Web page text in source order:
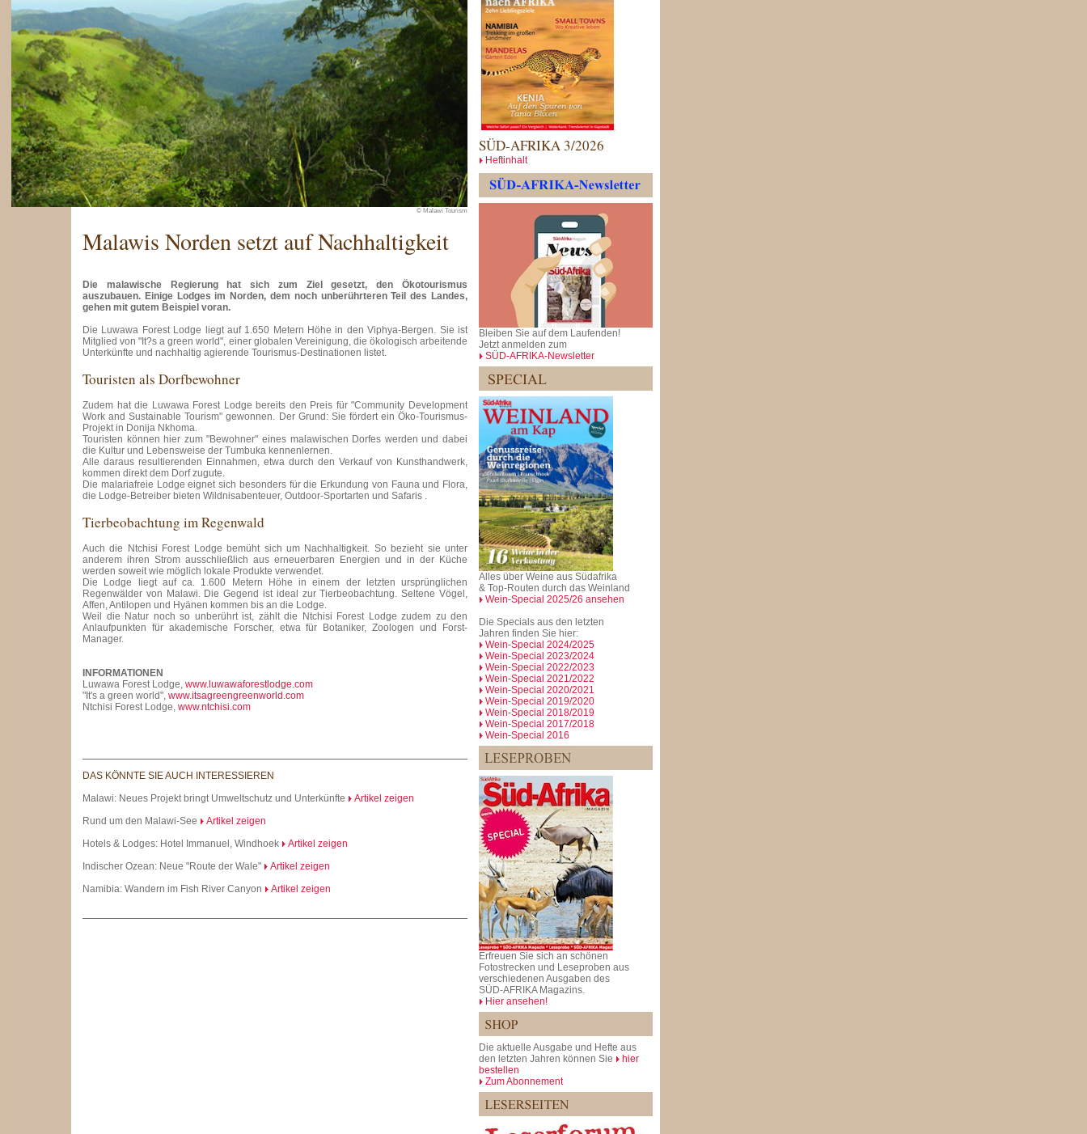
© Malawi Tourism
Malawis Norden setzt auf Nachhaltigkeit
Die malawische Regierung hat sich zum Ziel gesetzt, den Ökotourismus
auszubauen. Einige Lodges im Norden, dem noch unberührteren Teil des Landes,
gehen mit gutem Beispiel voran.
Die Luwawa Forest Lodge liegt auf 1.650 Metern Höhe in den Viphya-Bergen. Sie ist
Mitglied von "It?s a green world", einer globalen Vereinigung, die ökologisch arbeitende
Unterkünfte und nachhaltig agierende Tourismus-Destinationen listet.
Touristen als Dorfbewohner
Zudem hat die Luwawa Forest Lodge bereits den Preis für "Community Development
Work and Sustainable Tourism" gewonnen. Der Grund: Sie fördert ein Öko-Tourismus-
Projekt in Donija Nkhoma.
Touristen können hier zum "Bewohner" eines malawischen Dorfes werden und dabei
die Kultur und Lebensweise der Tumbuka kennenlernen.
Alle daraus resultierenden Einnahmen, etwa durch den Verkauf von Kunsthandwerk,
kommen direkt dem Dorf zugute.
Die malariafreie Lodge eignet sich besonders für die Erkundung von Fauna und Flora,
die Lodge-Betreiber bieten Wildnisabenteuer, Outdoor-Sportarten und Safaris .
Tierbeobachtung im Regenwald
Auch die Ntchisi Forest Lodge bemüht sich um Nachhaltigkeit. So bezieht sie unter
anderem ihren Strom ausschließlich aus erneuerbaren Energien und in der Küche
werden soweit wie möglich lokale Produkte verwendet.
Die Lodge liegt auf ca. 1.600 Metern Höhe in einem der letzten ursprünglichen
Regenwälder von Malawi. Die Gegend ist ideal zur Tierbeobachtung. Seltene Vögel,
Affen, Antilopen und Hyänen kommen bis an die Lodge.
Weil die Natur noch so unberührt ist, zählt die Ntchisi Forest Lodge zudem zu den
Anlaufpunkten für akademische Forscher, etwa für Botaniker, Zoologen und Forst-
Manager.
INFORMATIONEN
Luwawa Forest Lodge, www.luwawaforestlodge.com
"It's a green world", www.itsagreengreenworld.com
Ntchisi Forest Lodge, www.ntchisi.com
DAS KÖNNTE SIE AUCH INTERESSIEREN
Malawi: Neues Projekt bringt Umweltschutz und Unterkünfte
Artikel zeigen
Rund um den Malawi-See
Artikel zeigen
Hotels & Lodges: Hotel Immanuel, Windhoek
Artikel zeigen
Indischer Ozean: Neue "Route der Wale"
Artikel zeigen
Namibia: Wandern im Fish River Canyon
Artikel zeigen
SÜD-AFRIKA 3/2026
Heftinhalt
Bleiben Sie auf dem Laufenden!
Jetzt anmelden zum
SÜD-AFRIKA-Newsletter
Alles über Weine aus Südafrika
& Top-Routen durch das Weinland
Wein-Special 2025/26 ansehen
Die Specials aus den letzten
Jahren finden Sie hier:
Wein-Special 2024/2025
Wein-Special 2023/2024
Wein-Special 2022/2023
Wein-Special 2021/2022
Wein-Special 2020/2021
Wein-Special 2019/2020
Wein-Special 2018/2019
Wein-Special 2017/2018
Wein-Special 2016
Erfreuen Sie sich an schönen
Fotostrecken und Leseproben aus
verschiedenen Ausgaben des
SÜD-AFRIKA Magazins.
Hier ansehen!
Die aktuelle Ausgabe und Hefte aus
den letzten Jahren können Sie
hier
bestellen
Zum Abonnement